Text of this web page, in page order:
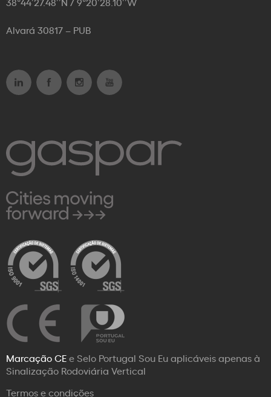
Alvará 30817 – PUB
Marcação CEe Selo Portugal Sou Eu aplicáveis apenas à
Sinalização Rodoviária Vertical
Termos e condições